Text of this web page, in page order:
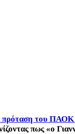
πρόταση του ΠΑΟΚ
πως «ο